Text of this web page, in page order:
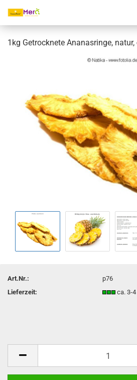
1kg Getrocknete Ananasringe,
Art.Nr.:
p76
Lieferzeit:
ca. 3-